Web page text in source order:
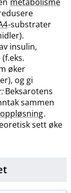
-substrater
insulin,
øker
og gi
Beksarotens
sammen
.
sett øke